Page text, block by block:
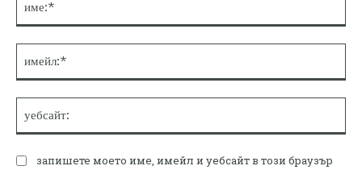
запишете моето име, имейл и уебсайт в този браузър